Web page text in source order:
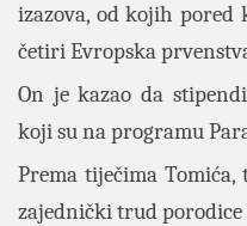
izazova, od kojih
četiri Evropska
On je kazao da
koji su na programu
Prema tiječima
zajednički trud porodice